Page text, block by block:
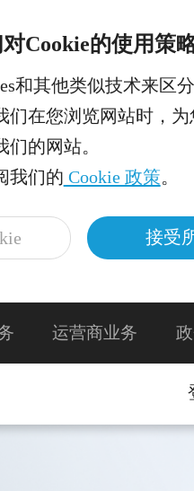
Cookie的使用策
和其他类似技术来区
们在您浏览网站时，
的网站。
我们的 Cookie 政策。
接受
运营商业务